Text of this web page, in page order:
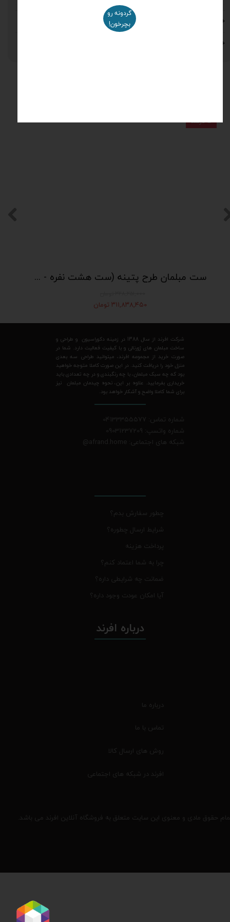
ست مبلمان طرح پتینه (ست هشت نفره - شامل دو عدد کاناپه چستر سه نفره و دو عدد مبل تکی درباری)
۳۱۱,۸۳۸,۴۵۰ تومان
۵ درصد
شرکت افرند از سال 1388 در زمینه دکوراسیون و طراحی و
ساخت مبلمان های ژورنالی و با کیفیت فعالیت دارد. شما در
صورت خرید از مجموعه افرند، میتوانید طراحی سه بعدی
منزل خود را دریافت کنید. در این صورت کاملا متوجه خواهید
بود که چه سبک مبلمان، با چه رنگبندی و در چه تعدادی باید
خریداری بفرمایید. علاوه بر این، نحوه چیدمان مبلمان نیز
برای شما کاملا واضح و آشکار خواهد بود.
شماره تماس: 04133355577
شماره واتسپ: 09031237209
شبکه های اجتماعی: afrand.home
@
چطور سفارش بدم؟
شرایط ارسال چطوره؟
پرداخت هزینه
چرا به شما اعتماد کنم؟
ضمانت چه شرایطی داره؟
آیا امکان عودت وجود داره؟
حقوق مادی و معنوی این سایت متعلق به فروشگاه آنلاین افرند می باشد.
درباره افرند
درباره ما
تماس با ما
روش های ارسال کالا
افرند در شبکه های اجتماعی
گردونه رو
بچرخون!